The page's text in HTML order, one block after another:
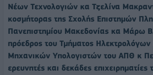
Νέων Τεχνολογιών κα Τζελίνα
κοσμήτορας της Σχολής Επιστημών
Πανεπιστημίου Μακεδονίας κα Μάρω
πρόεδρος του Τμήματος
Μηχανικών Υπολογιστών του ΑΠΘ κ
ερευνητές και δεκάδες